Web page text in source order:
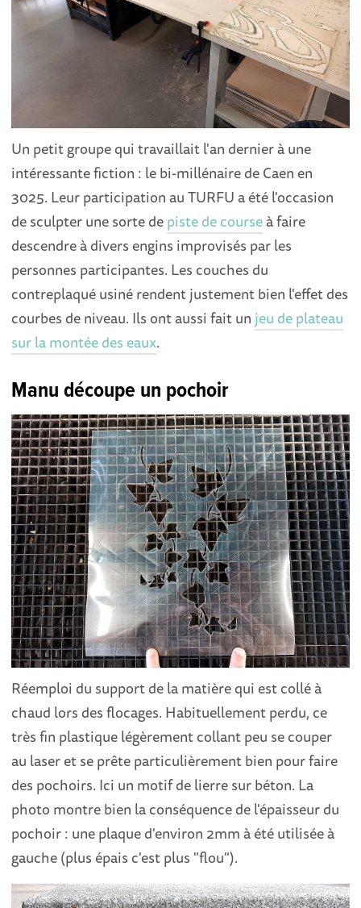
Un petit groupe qui travaillait l'an dernier à une
intéressante fiction : le bi-millénaire de Caen en
3025. Leur participation au TURFU a été l'occasion
de sculpter une sorte depiste de courseà faire
descendre à divers engins improvisés par les
personnes participantes. Les couches du
contreplaqué usiné rendent justement bien l'effet des
courbes de niveau. Ils ont aussi fait un jeu de plateau
sur la montée des eaux.
Manu découpe un pochoir
Réemploi du support de la matière qui est collé à
chaud lors des flocages. Habituellement perdu, ce
très fin plastique légèrement collant peu se couper
au laser et se prête particulièrement bien pour faire
des pochoirs. Ici un motif de lierre sur béton. La
photo montre bien la conséquence de l'épaisseur du
pochoir : une plaque d'environ 2mm à été utilisée à
gauche (plus épais c'est plus "flou").